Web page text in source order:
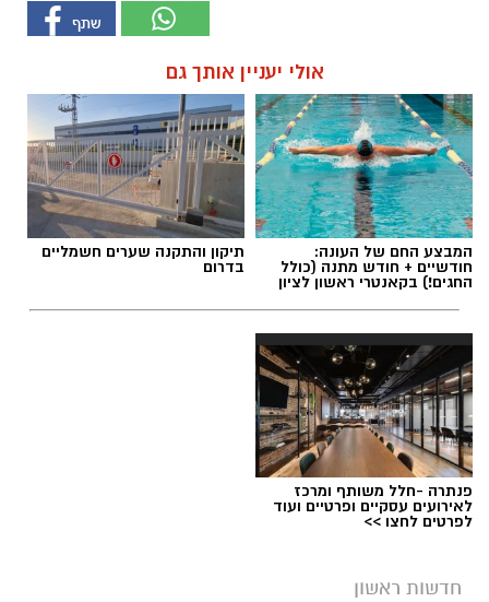
אולי יעניין אותך גם
המבצע החם של העונה:
חודשיים + חודש מתנה (כולל
החגים!) בקאנטרי ראשון לציון
תיקון והתקנה שערים חשמליים
בדרום
פנתרה -חלל משותף ומרכז
לאירועים עסקיים ופרטיים ועוד
לפרטים לחצו >>
חדשות ראשון